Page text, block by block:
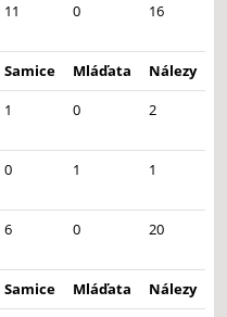
11 0 16
Samice Mláďata
Nálezy
1 0 2
0 1 1
6 0 20
Samice Mláďata
Nálezy